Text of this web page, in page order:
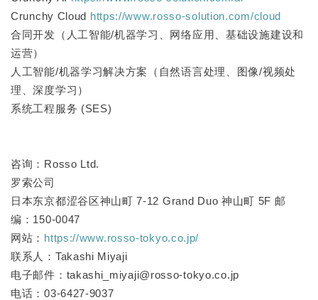
Crunchy Cloud https://www.rosso-solution.com/cloud
合同开发（人工智能/机器学习、网络应用、基础设施建设和
运营）
人工智能/机器学习解决方案（自然语言处理、图像/视频处
理、深度学习）
系统工程服务 (SES)
咨询：Rosso Ltd.
罗索公司
日本东京都涩谷区神山町 7-12 Grand Duo 神山町 5F 邮
编：150-0047
网站： https://www.rosso-tokyo.co.jp/
联系人：Takashi Miyaji
电子邮件：takashi_miyaji@rosso-tokyo.co.jp
电话：03-6427-9037